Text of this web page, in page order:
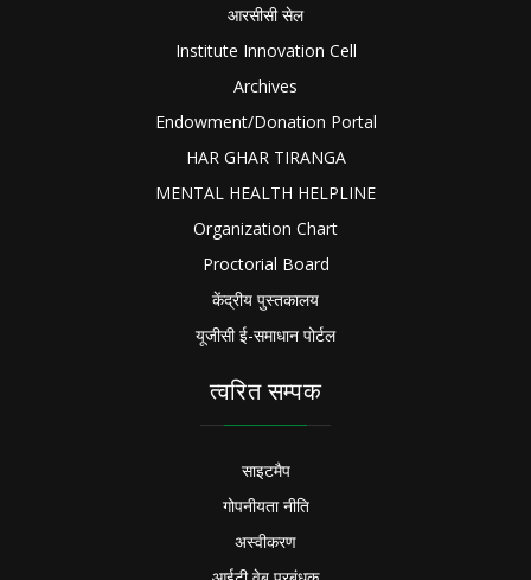
आरसीसी सेल
Institute Innovation Cell
Archives
Endowment/Donation Portal
HAR GHAR TIRANGA
MENTAL HEALTH HELPLINE
Organization Chart
Proctorial Board
केंद्रीय पुस्तकालय
यूजीसी ई-समाधान पोर्टल
त्वरित सम्पक
साइटमैप
गोपनीयता नीति
अस्वीकरण